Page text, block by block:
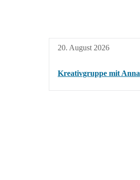
20. August 2026
Kreativgruppe mit Anna